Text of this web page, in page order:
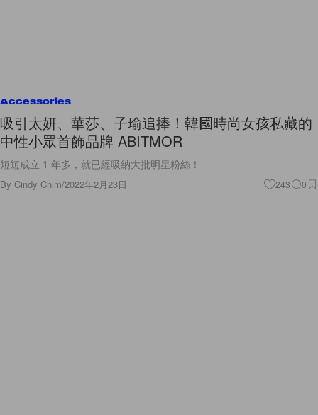
Accessories
吸引太妍、華莎、子瑜追捧！韓國時尚女孩私藏的
中性小眾首飾品牌 ABITMOR
短短成立 1 年多，就已經吸納大批明星粉絲！
By Cindy Chim/2022年2月23日 243 0